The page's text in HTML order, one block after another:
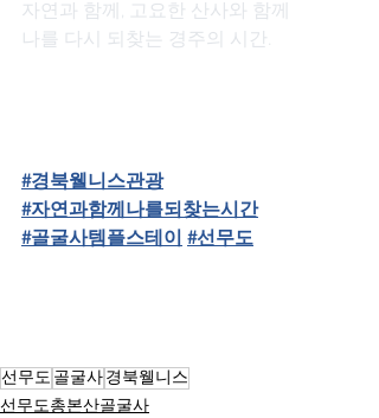
자연과 함께, 고요한 산사와 함께
나를 다시 되찾는 경주의 시간.
#경북웰니스관광
#자연과함께나를되찾는시간
#골굴사템플스테이 #선무도
선무도 골굴사경북웰니스
선무도총본산골굴사